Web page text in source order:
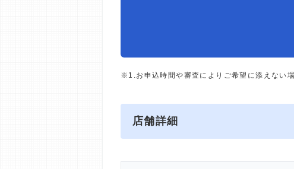
※1.お申込時間や審査によりご希望に添えない場
店舗詳細